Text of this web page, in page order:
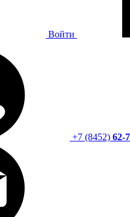
Войти
+7 (8452) 62-